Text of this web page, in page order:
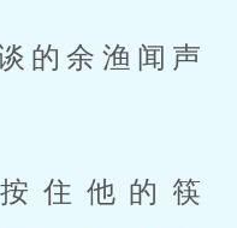
的余渔闻声
住他的筷